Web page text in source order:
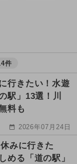
件
行きたい！水遊
駅」13選！川
料も
2026年07月24日
みに行きた
める「道の駅」